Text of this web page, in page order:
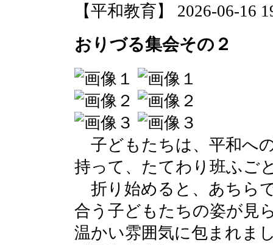
【平和教育】 2026-06-16
おりづる集会その２
子どもたちは、平和へ
持って、たてわり班ふご
折り始めると、あちら
合う子どもたちの姿が見
温かい雰囲気に包まれま